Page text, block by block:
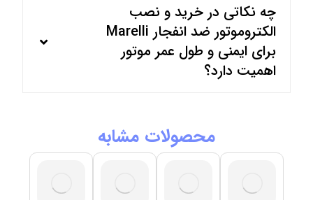
چه نکاتی در خرید و نصب
الکتروموتور ضد انفجار Marelli
برای ایمنی و طول عمر موتور
اهمیت دارد؟
محصولات مشابه